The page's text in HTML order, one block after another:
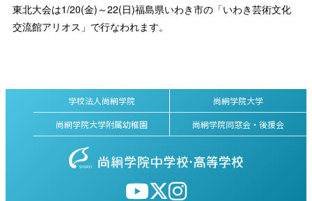
東北大会は1/20(金)～22(日)福島県いわき市の「いわき芸術文化
交流館アリオス」で行なわれます。
学校法人尚絅学院
尚絅学院大学
尚絅学院大学附属幼稚園
尚絅学院同窓会・後援会